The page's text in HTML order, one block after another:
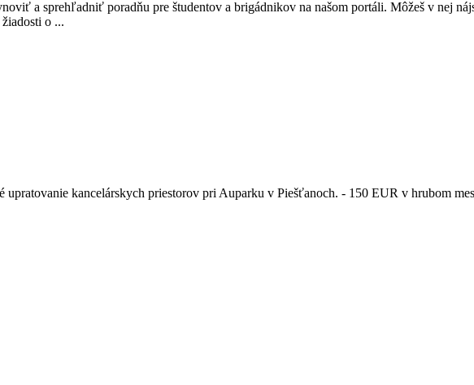
a sprehľadniť poradňu pre študentov a brigádnikov na našom portáli. Môžeš v nej
o ...
upratovanie kancelárskych priestorov pri Auparku v Piešťanoch. - 150 EUR v hrubom